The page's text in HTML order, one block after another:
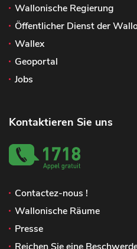
Wallonische Regierung
Öffentlicher Dienst der
Wallex
Geoportal
Jobs
Kontaktieren Sie uns
Contactez-nous !
Wallonische Räume
Presse